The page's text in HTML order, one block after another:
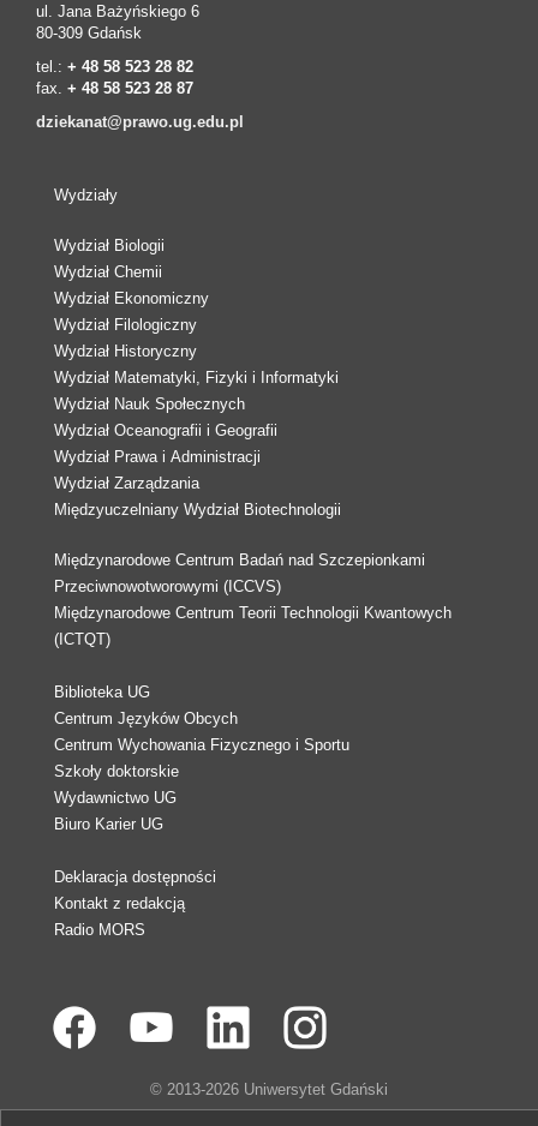
ul. Jana Bażyńskiego 6
80-309 Gdańsk
tel.: + 48 58 523 28 82
fax. + 48 58 523 28 87
dziekanat@prawo.ug.edu.pl
Wydziały
Wydział Biologii
Wydział Chemii
Wydział Ekonomiczny
Wydział Filologiczny
Wydział Historyczny
Wydział Matematyki, Fizyki i Informatyki
Wydział Nauk Społecznych
Wydział Oceanografii i Geografii
Wydział Prawa i Administracji
Wydział Zarządzania
Międzyuczelniany Wydział Biotechnologii
Międzynarodowe Centrum Badań nad Szczepionkami
Przeciwnowotworowymi (ICCVS)
Międzynarodowe Centrum Teorii Technologii Kwantowych
(ICTQT)
Biblioteka UG
Centrum Języków Obcych
Centrum Wychowania Fizycznego i Sportu
Szkoły doktorskie
Wydawnictwo UG
Biuro Karier UG
Deklaracja dostępności
Kontakt z redakcją
Radio MORS
© 2013-2026 Uniwersytet Gdański